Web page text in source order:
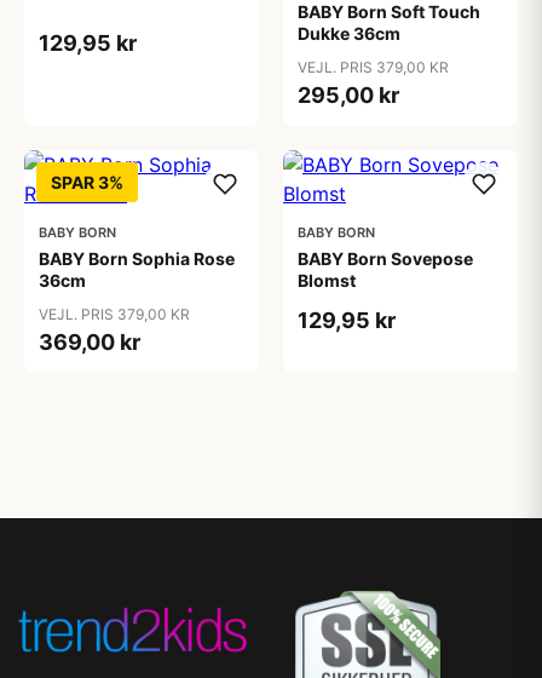
129,95 kr
BABY Born Soft Touch
Dukke 36cm
VEJL. PRIS 379,00 KR
295,00 kr
SPAR 3%
BABY BORN
BABY Born Sophia Rose
36cm
VEJL. PRIS 379,00 KR
369,00 kr
BABY BORN
BABY Born Sovepose
Blomst
129,95 kr